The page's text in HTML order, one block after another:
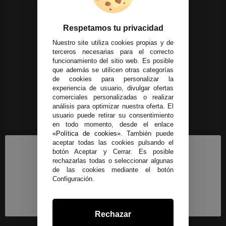
Respetamos tu privacidad
Nuestro site utiliza cookies propias y de
terceros necesarias para el correcto
funcionamiento del sitio web. Es posible
que además se utilicen otras categorías
de cookies para personalizar la
experiencia de usuario, divulgar ofertas
comerciales personalizadas o realizar
análisis para optimizar nuestra oferta. El
usuario puede retirar su consentimiento
en todo momento, desde el enlace
«Política de cookies». También puede
aceptar todas las cookies pulsando el
botón Aceptar y Cerrar. Es posible
rechazarlas todas o seleccionar algunas
de las cookies mediante el botón
Configuración.
Rechazar